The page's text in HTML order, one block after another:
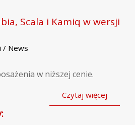
Scala i Kamiq w wersji
/ News
w niższej cenie.
Czytaj więcej